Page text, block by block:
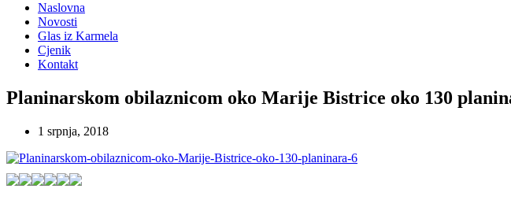
Naslovna
Novosti
Glas iz Karmela
Cjenik
Kontakt
Planinarskom obilaznicom oko Marije Bistrice oko 130
1 srpnja, 2018